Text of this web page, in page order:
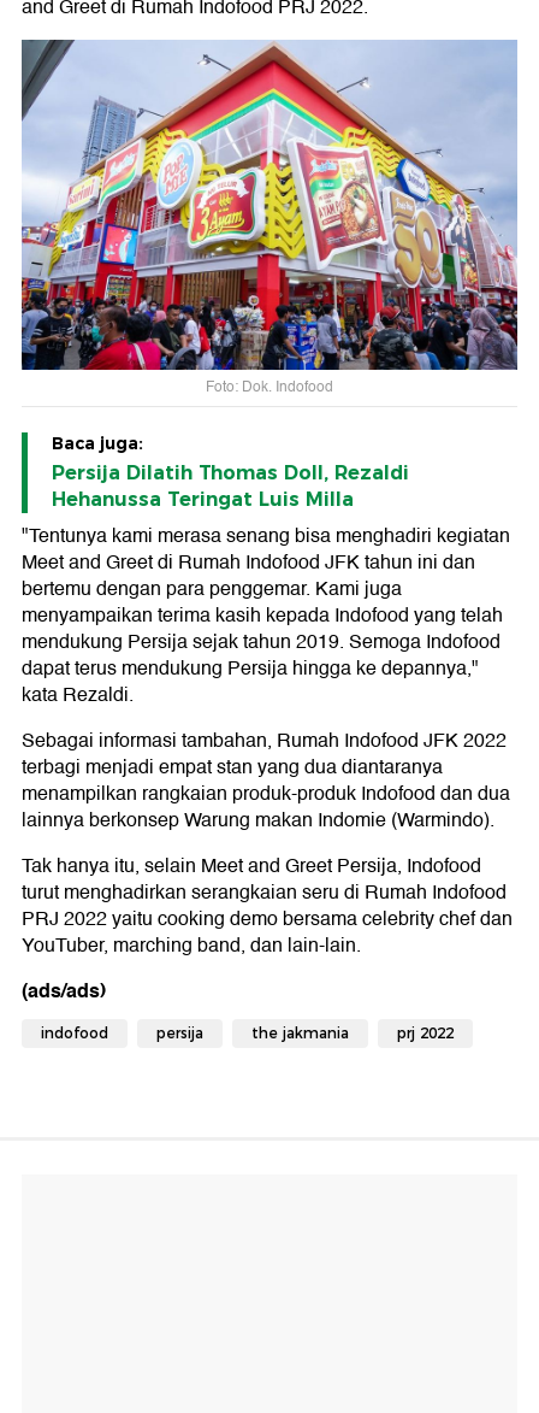
and Greet di Rumah Indofood PRJ 2022.
Foto: Dok. Indofood
Baca juga:
Persija Dilatih Thomas Doll, Rezaldi
Hehanussa Teringat Luis Milla
"Tentunya kami merasa senang bisa menghadiri kegiatan
Meet and Greet di Rumah Indofood JFK tahun ini dan
bertemu dengan para penggemar. Kami juga
menyampaikan terima kasih kepada Indofood yang telah
mendukung Persija sejak tahun 2019. Semoga Indofood
dapat terus mendukung Persija hingga ke depannya,"
kata Rezaldi.
Sebagai informasi tambahan, Rumah Indofood JFK 2022
terbagi menjadi empat stan yang dua diantaranya
menampilkan rangkaian produk-produk Indofood dan dua
lainnya berkonsep Warung makan Indomie (Warmindo).
Tak hanya itu, selain Meet and Greet Persija, Indofood
turut menghadirkan serangkaian seru di Rumah Indofood
PRJ 2022 yaitu cooking demo bersama celebrity chef dan
YouTuber, marching band, dan lain-lain.
(ads/ads)
indofood persija the jakmania prj 2022